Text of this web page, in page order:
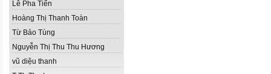
Lê Pha Tiến
Hoàng Thị Thanh Toàn
Từ Bảo Tùng
Nguyễn Thị Thu Thu Hương
vũ diệu thanh